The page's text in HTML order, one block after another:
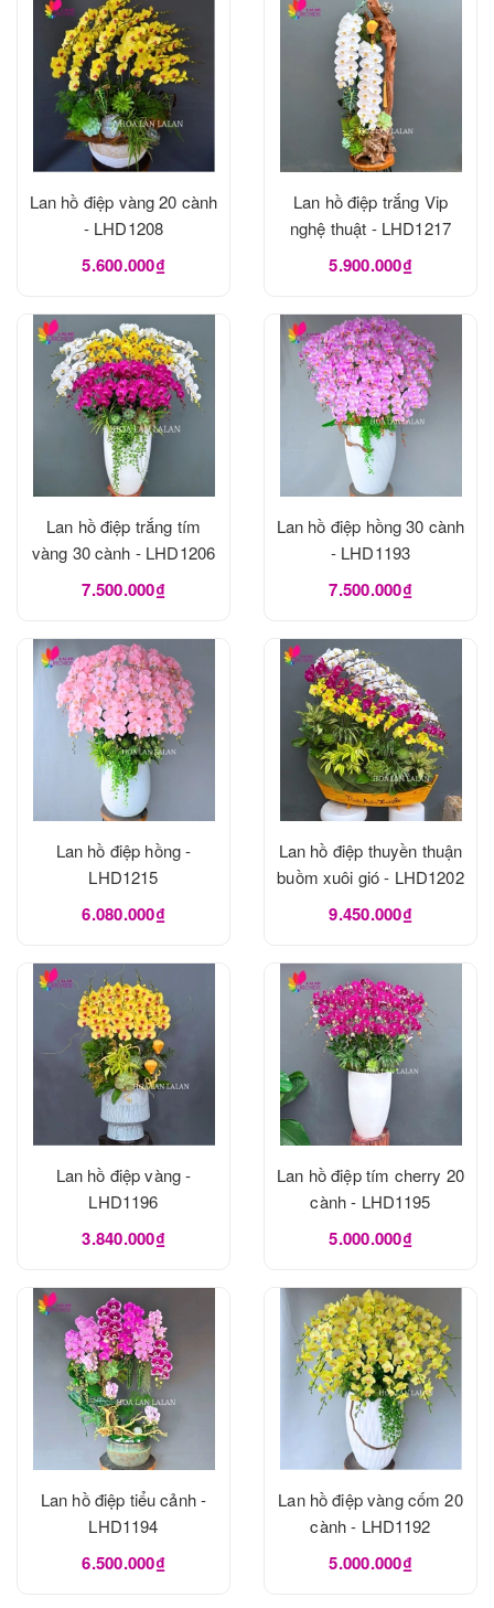
Lan hồ điệp vàng 20 cành
- LHD1208
5.600.000₫
Lan hồ điệp trắng Vip
nghệ thuật - LHD1217
5.900.000₫
Lan hồ điệp trắng tím
vàng 30 cành - LHD1206
7.500.000₫
Lan hồ điệp hồng 30 cành
- LHD1193
7.500.000₫
Lan hồ điệp hồng -
LHD1215
6.080.000₫
Lan hồ điệp thuyền thuận
buồm xuôi gió - LHD1202
9.450.000₫
Lan hồ điệp vàng -
LHD1196
3.840.000₫
Lan hồ điệp tím cherry 20
cành - LHD1195
5.000.000₫
Lan hồ điệp tiểu cảnh -
LHD1194
6.500.000₫
Lan hồ điệp vàng cốm 20
cành - LHD1192
5.000.000₫